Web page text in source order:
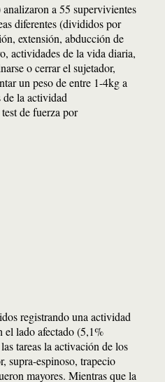
analizaron a 55 supervivientes
diferentes (divididos por
extensión, abducción de
actividades de la vida diaria,
o cerrar el sujetador,
un peso de entre 1-4kg a
de la actividad
de fuerza por
registrando una actividad
el lado afectado (5,1%
tareas la activación de los
supra-espinoso, trapecio
mayores. Mientras que la